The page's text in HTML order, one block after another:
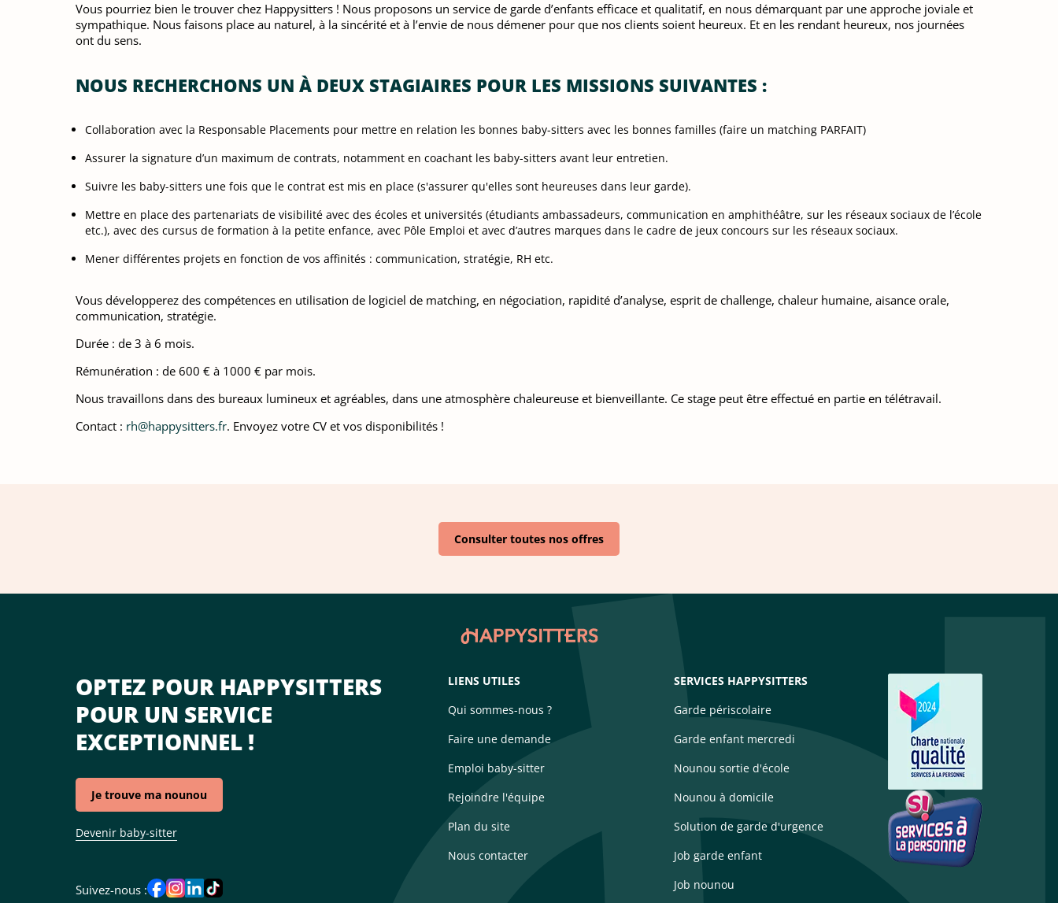
Vous pourriez bien le trouver chez Happysitters ! Nous proposons un service de garde d’enfants efficace et qualitatif, en nous démarquant par une approche joviale et
sympathique. Nous faisons place au naturel, à la sincérité et à l’envie de nous démener pour que nos clients soient heureux. Et en les rendant heureux, nos journées
ont du sens.
NOUS RECHERCHONS UN À DEUX STAGIAIRES POUR LES MISSIONS SUIVANTES :
Collaboration avec la Responsable Placements pour mettre en relation les bonnes baby-sitters avec les bonnes familles (faire un matching PARFAIT)
Assurer la signature d’un maximum de contrats, notamment en coachant les baby-sitters avant leur entretien.
Suivre les baby-sitters une fois que le contrat est mis en place (s'assurer qu'elles sont heureuses dans leur garde).
Mettre en place des partenariats de visibilité avec des écoles et universités (étudiants ambassadeurs, communication en amphithéâtre, sur les réseaux sociaux de l’école
etc.), avec des cursus de formation à la petite enfance, avec Pôle Emploi et avec d’autres marques dans le cadre de jeux concours sur les réseaux sociaux.
Mener différentes projets en fonction de vos affinités : communication, stratégie, RH etc.
Vous développerez des compétences en utilisation de logiciel de matching, en négociation, rapidité d’analyse, esprit de challenge, chaleur humaine, aisance orale,
communication, stratégie.
Durée : de 3 à 6 mois.
Rémunération : de 600 € à 1000 € par mois.
Nous travaillons dans des bureaux lumineux et agréables, dans une atmosphère chaleureuse et bienveillante. Ce stage peut être effectué en partie en télétravail.
Contact : rh@happysitters.fr. Envoyez votre CV et vos disponibilités !
Consulter toutes nos offres
OPTEZ POUR HAPPYSITTERS
POUR UN SERVICE
EXCEPTIONNEL !
Je trouve ma nounou
Devenir baby-sitter
Suivez-nous :
LIENS UTILES
Qui sommes-nous ?
Faire une demande
Emploi baby-sitter
Rejoindre l'équipe
Plan du site
Nous contacter
SERVICES HAPPYSITTERS
Garde périscolaire
Garde enfant mercredi
Nounou sortie d'école
Nounou à domicile
Solution de garde d'urgence
Job garde enfant
Job nounou